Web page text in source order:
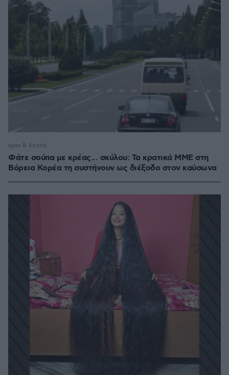
Φάτε σούπα με κρέας... σκύλου: Τα κρατικά ΜΜΕ στη
Βόρεια Κορέα τη συστήνουν ως διέξοδο στον καύσωνα
πριν 8 λεπτά